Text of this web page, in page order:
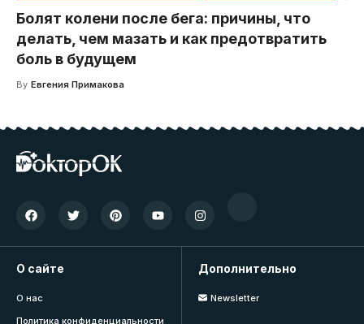
Болят колени после бега: причины, что
делать, чем мазать и как предотвратить
боль в будущем
By Евгения Примакова
О сайте
О нас
Политика конфиденциальности
Дополнительно
Newsletter